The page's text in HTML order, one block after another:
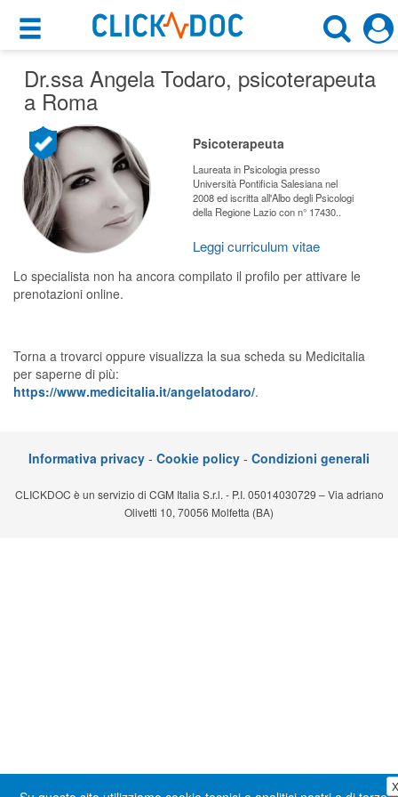
×
Motore di ricerca
×
Psicoterapeuta
Roma (RM)
CERCA
Cosa possiamo offrirti
Per i pazienti
Prenota una visita
Ricerca specialisti
Consulti online
Prenotazioni online
Planner e rubrica in cloud
Teleconsulto
Dr.ssa Angela Todaro, psicoterapeuta
a Roma
Psicoterapeuta
Laureata in Psicologia presso
Università Pontificia Salesiana nel
2008 ed iscritta all'Albo degli Psicologi
della Regione Lazio con n° 17430..
Leggi curriculum vitae
Lo specialista non ha ancora compilato il profilo per attivare le
prenotazioni online.
Torna a trovarci oppure visualizza la sua scheda su Medicitalia
per saperne di più:
https://www.medicitalia.it/angelatodaro/.
X
Informativa privacy - Cookie policy - Condizioni generali
CLICKDOC è un servizio di CGM Italia S.r.l. - P.I. 05014030729 – Via adriano
Olivetti 10, 70056 Molfetta (BA)